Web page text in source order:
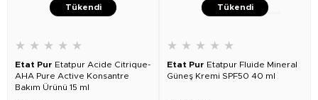
Tükendi
★ ★ ★ ★ ★
Etat Pur Etatpur Acide Citrique-
AHA Pure Active Konsantre
Bakım Ürünü 15 ml
Tükendi
★ ★ ★ ★ ★
Etat Pur Etatpur Fluide Mineral
Güneş Kremi SPF50 40 ml